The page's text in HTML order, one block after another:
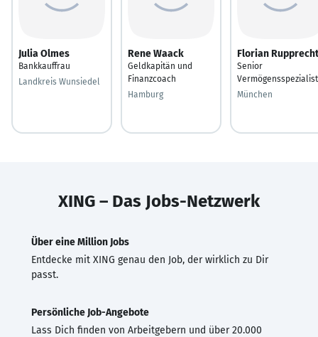
Julia Olmes
Bankkauffrau
Landkreis Wunsiedel
Rene Waack
Geldkapitän und
Finanzcoach
Hamburg
Florian Rupprecht
Senior
Vermögensspezialist
München
XING – Das Jobs-Netzwerk
Über eine Million Jobs
Entdecke mit XING genau den Job, der wirklich zu Dir
passt.
Persönliche Job-Angebote
Lass Dich finden von Arbeitgebern und über 20.000